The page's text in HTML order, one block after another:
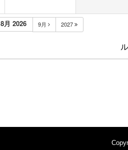
8月 2026 9月 2027